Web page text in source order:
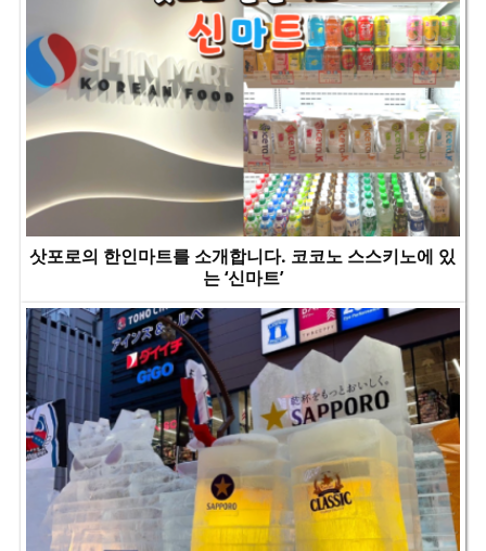
삿포로의 한인마트를 소개합니다. 코코노 스스키노에 있
는 ‘신마트’